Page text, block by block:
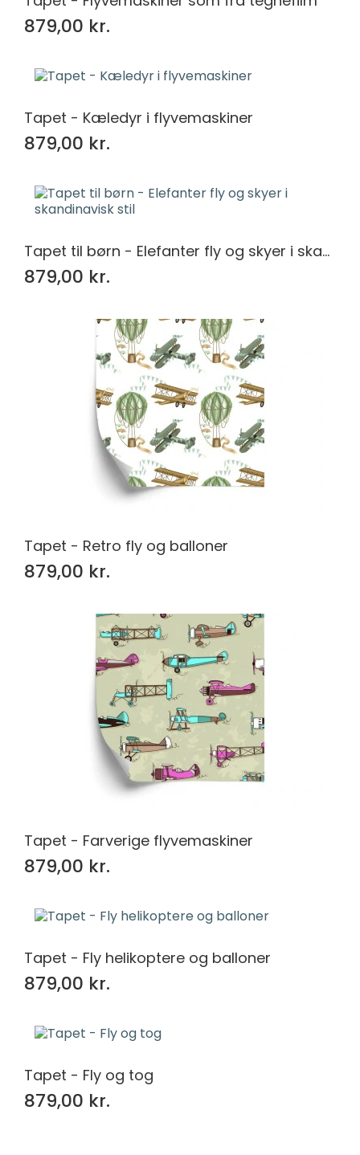
879,00 kr.
Tapet - Kæledyr i flyvemaskiner
879,00 kr.
Tapet til børn - Elefanter fly og skyer i skandinavisk stil
879,00 kr.
Tapet - Retro fly og balloner
879,00 kr.
Tapet - Farverige flyvemaskiner
879,00 kr.
Tapet - Fly helikoptere og balloner
879,00 kr.
Tapet - Fly og tog
879,00 kr.